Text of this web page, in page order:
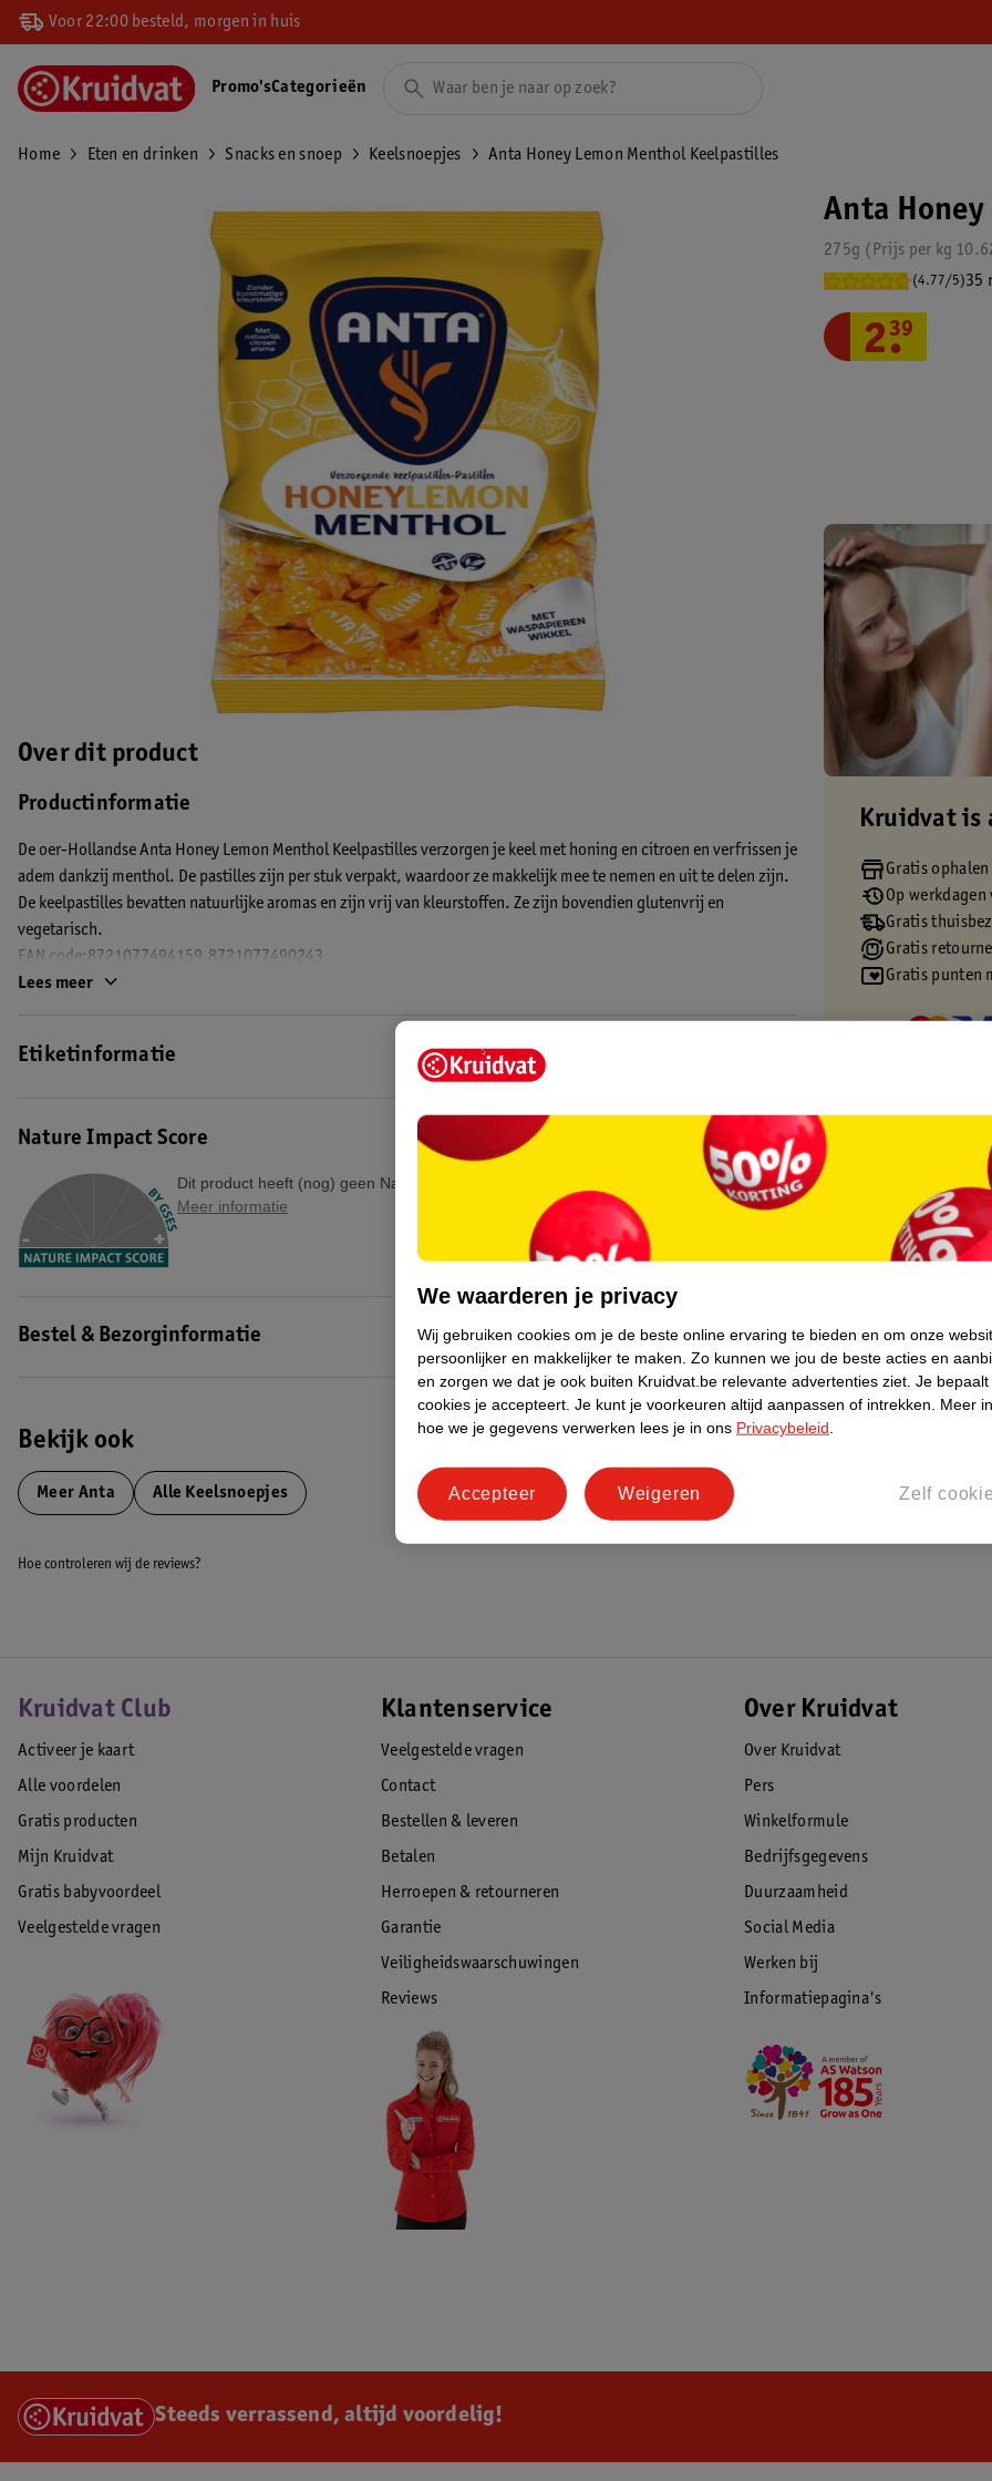
Voor 22:00 besteld, morgen in huis
Promo'sCategorieën
Home Eten en drinken Snacks en snoep Keelsnoepjes Anta Honey Lemon Menthol Keelpastilles
Over dit product
Productinformatie
De oer-Hollandse Anta Honey Lemon Menthol Keelpastilles verzorgen je keel met honing en citroen en verfrissen je
adem dankzij menthol. De pastilles zijn per stuk verpakt, waardoor ze makkelijk mee te nemen en uit te delen zijn.
De keelpastilles bevatten natuurlijke aromas en zijn vrij van kleurstoffen. Ze zijn bovendien glutenvrij en
vegetarisch.
EAN code:8721077494159,8721077490243
Lees meer
Etiketinformatie
Nature Impact Score
Dit product heeft (nog) geen Nature Impact Score.
Meer informatie
Bestel & Bezorginformatie
Bekijk ook
Meer Anta Alle Keelsnoepjes
Anta
275g Prijs per kg
(4.77/5)35
2.
39
Kruidvat is
Gratis
Op
Gratis
Gratis
Gratis punten
Hoe controleren wij de reviews?
Kruidvat Club
Activeer je kaart
Alle voordelen
Gratis producten
Mijn Kruidvat
Gratis babyvoordeel
Veelgestelde vragen
Klantenservice
Veelgestelde vragen
Contact
Bestellen & leveren
Betalen
Herroepen & retourneren
Garantie
Veiligheidswaarschuwingen
Reviews
Over Kruidvat
Over Kruidvat
Pers
Winkelformule
Bedrijfsgegevens
Duurzaamheid
Social Media
Werken bij
Informatiepagina's
Steeds verrassend, altijd voordelig!
We waarderen je privacy
Wij gebruiken cookies om je de beste online ervaring te bieden en om onze
persoonlijker en makkelijker te maken. Zo kunnen we jou de beste acties en
en zorgen we dat je ook buiten Kruidvat.be relevante advertenties ziet. Je
cookies je accepteert. Je kunt je voorkeuren altijd aanpassen of intrekken.
Meer
hoe we je gegevens verwerken lees je in ons Privacybeleid
Zelf
Weigeren
Accepteer